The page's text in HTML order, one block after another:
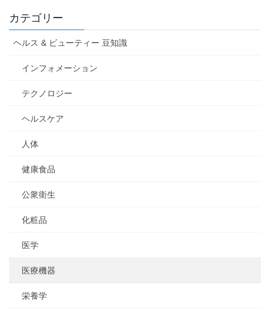
カテゴリー
ヘルス & ビューティー 豆知識
インフォメーション
テクノロジー
ヘルスケア
人体
健康食品
公衆衛生
化粧品
医学
医療機器
栄養学